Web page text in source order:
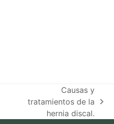
next
post:
Causas y
tratamientos de la
hernia discal.